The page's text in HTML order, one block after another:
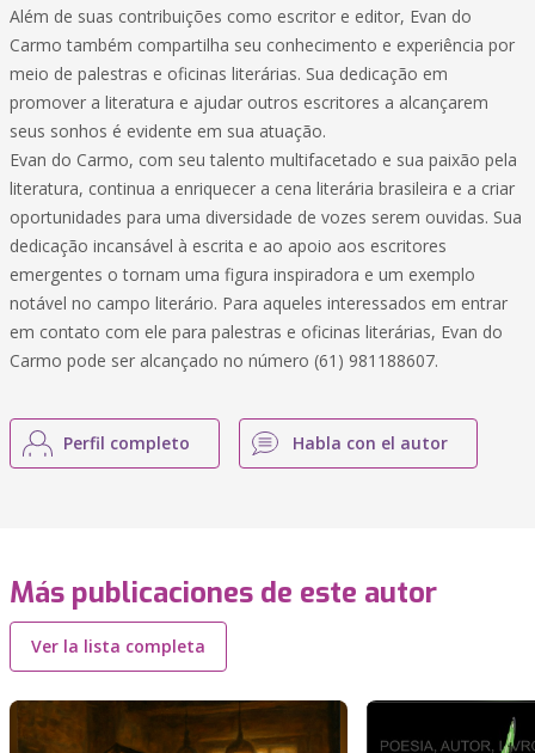
Além de suas contribuições como escritor e editor, Evan do
Carmo também compartilha seu conhecimento e experiência por
meio de palestras e oficinas literárias. Sua dedicação em
promover a literatura e ajudar outros escritores a alcançarem
seus sonhos é evidente em sua atuação.
Evan do Carmo, com seu talento multifacetado e sua paixão pela
literatura, continua a enriquecer a cena literária brasileira e a criar
oportunidades para uma diversidade de vozes serem ouvidas. Sua
dedicação incansável à escrita e ao apoio aos escritores
emergentes o tornam uma figura inspiradora e um exemplo
notável no campo literário. Para aqueles interessados em entrar
em contato com ele para palestras e oficinas literárias, Evan do
Carmo pode ser alcançado no número (61) 981188607.
Perfil completo Habla con el autor
Más publicaciones de este autor
Ver la lista completa